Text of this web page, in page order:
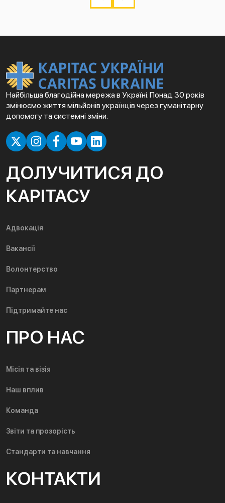
Найбільша благодійна мережа в Україні. Понад 30 років
змінюємо життя мільйонів українців через гуманітарну
допомогу та системні зміни.
ДОЛУЧИТИСЯ ДО
КАРІТАСУ
Адвокація
Вакансії
Волонтерство
Партнерам
Підтримайте нас
ПРО НАС
Місія та візія
Наш вплив
Команда
Звіти та прозорість
Стандарти та навчання
КОНТАКТИ